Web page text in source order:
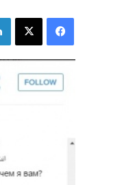
فيسبوك ‫X